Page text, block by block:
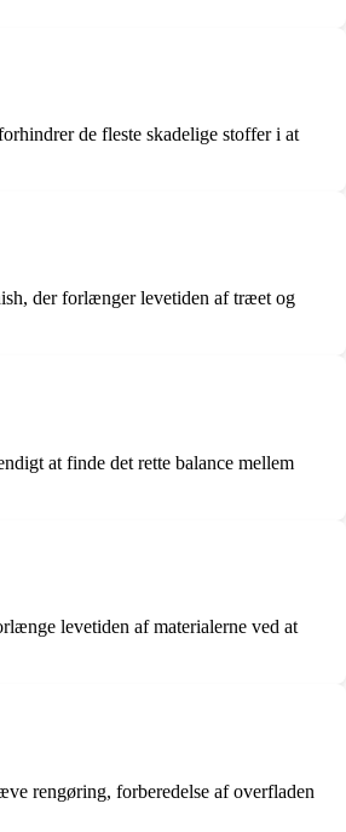
de fleste skadelige stoffer i at
der forlænger levetiden af træet og
at finde det rette balance mellem
levetiden af materialerne ved at
rengøring, forberedelse af overfladen